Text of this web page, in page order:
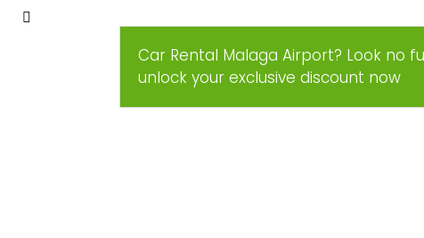
Car Rental Malaga Airport? Look no
unlock your exclusive discount now